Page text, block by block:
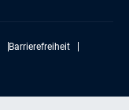
Barrierefreiheit